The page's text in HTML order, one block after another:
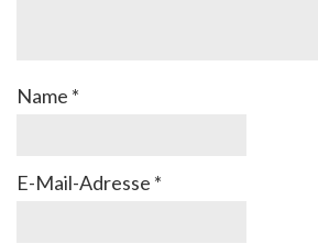
Name *
E-Mail-Adresse *